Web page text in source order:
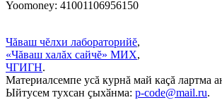
Yoomoney: 41001106956150
Чăваш чĕлхи лабораторийĕ,
«Чăваш халăх сайчĕ» МИХ,
ЧГИГН.
Материалсемпе усă курнă май каçă лартма
Ыйтусем тухсан ҫыхӑнма: p-code@mail.ru.